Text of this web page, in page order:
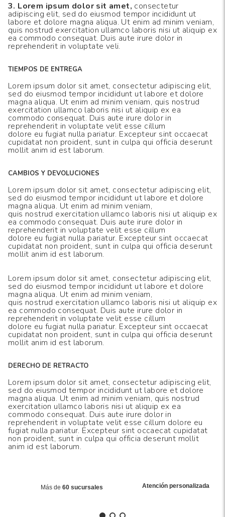
3. Lorem ipsum dolor sit amet, consectetur
adipiscing elit, sed do eiusmod tempor incididunt ut
labore et dolore magna aliqua. Ut enim ad minim veniam,
quis nostrud exercitation ullamco laboris nisi ut aliquip ex
ea commodo consequat. Duis aute irure dolor in
reprehenderit in voluptate veli.
TIEMPOS DE ENTREGA
Lorem ipsum dolor sit amet, consectetur adipiscing elit,
sed do eiusmod tempor incididunt ut labore et dolore
magna aliqua. Ut enim ad minim veniam, quis nostrud
exercitation ullamco laboris nisi ut aliquip ex ea
commodo consequat. Duis aute irure dolor in
reprehenderit in voluptate velit esse cillum
dolore eu fugiat nulla pariatur. Excepteur sint occaecat
cupidatat non proident, sunt in culpa qui officia deserunt
mollit anim id est laborum.
CAMBIOS Y DEVOLUCIONES
Lorem ipsum dolor sit amet, consectetur adipiscing elit,
sed do eiusmod tempor incididunt ut labore et dolore
magna aliqua. Ut enim ad minim veniam,
quis nostrud exercitation ullamco laboris nisi ut aliquip ex
ea commodo consequat. Duis aute irure dolor in
reprehenderit in voluptate velit esse cillum
dolore eu fugiat nulla pariatur. Excepteur sint occaecat
cupidatat non proident, sunt in culpa qui officia deserunt
mollit anim id est laborum.
Lorem ipsum dolor sit amet, consectetur adipiscing elit,
sed do eiusmod tempor incididunt ut labore et dolore
magna aliqua. Ut enim ad minim veniam,
quis nostrud exercitation ullamco laboris nisi ut aliquip ex
ea commodo consequat. Duis aute irure dolor in
reprehenderit in voluptate velit esse cillum
dolore eu fugiat nulla pariatur. Excepteur sint occaecat
cupidatat non proident, sunt in culpa qui officia deserunt
mollit anim id est laborum.
DERECHO DE RETRACTO
Lorem ipsum dolor sit amet, consectetur adipiscing elit,
sed do eiusmod tempor incididunt ut labore et dolore
magna aliqua. Ut enim ad minim veniam, quis nostrud
exercitation ullamco laboris nisi ut aliquip ex ea
commodo consequat. Duis aute irure dolor in
reprehenderit in voluptate velit esse cillum dolore eu
fugiat nulla pariatur. Excepteur sint occaecat cupidatat
non proident, sunt in culpa qui officia deserunt mollit
anim id est laborum.
Más de 60 sucursales Atención personalizada